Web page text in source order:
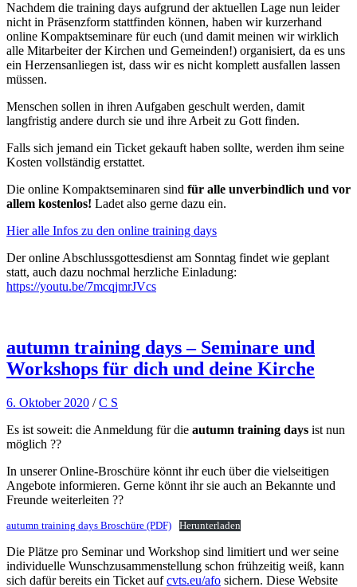
Nachdem die training days aufgrund der aktuellen Lage nun leider
nicht in Präsenzform stattfinden können, haben wir kurzerhand
online Kompaktseminare für euch (und damit meinen wir wirklich
alle Mitarbeiter der Kirchen und Gemeinden!) organisiert, da es uns
ein Herzensanliegen ist, dass wir es nicht komplett ausfallen lassen
müssen.
Menschen sollen in ihren Aufgaben geschult werden, damit
langfristig andere durch sie und ihre Arbeit zu Gott finden.
Falls sich jemand ein Ticket gekauft haben sollte, werden ihm seine
Kosten vollständig erstattet.
Die online Kompaktseminaren sind für alle unverbindlich und vor
allem kostenlos! Ladet also gerne dazu ein.
Hier alle Infos zu den online training days
Der online Abschlussgottesdienst am Sonntag findet wie geplant
statt, auch dazu nochmal herzliche Einladung:
https://youtu.be/7mcqjmrJVcs
autumn training days – Seminare und
Workshops für dich und deine Kirche
6. Oktober 2020 /C S
Es ist soweit: die Anmeldung für die autumn training days ist nun
möglich ??
In unserer Online-Broschüre könnt ihr euch über die vielseitigen
Angebote informieren. Gerne könnt ihr sie auch an Bekannte und
Freunde weiterleiten ??
autumn training days Broschüre (PDF) Herunterladen
Die Plätze pro Seminar und Workshop sind limitiert und wer seine
individuelle Wunschzusammenstellung schon frühzeitig weiß, kann
sich dafür bereits ein Ticket aufcvts.eu/afo sichern. Diese Website